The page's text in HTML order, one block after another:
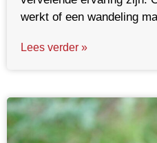
werkt of een wandeling
Lees verder »